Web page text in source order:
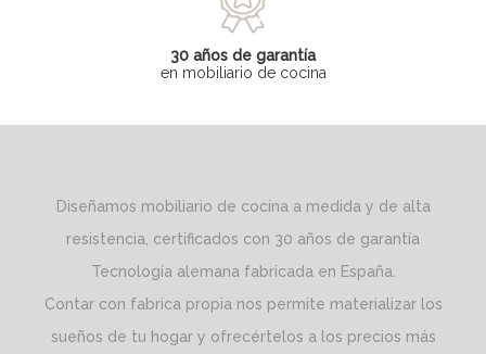
30 años de garantía
en mobiliario de cocina
Diseñamos mobiliario de cocina a medida y de alta
resistencia, certificados con 30 años de garantía
Tecnología alemana fabricada en España.
Contar con fabrica propia nos permite materializar los
sueños de tu hogar y ofrecértelos a los precios más